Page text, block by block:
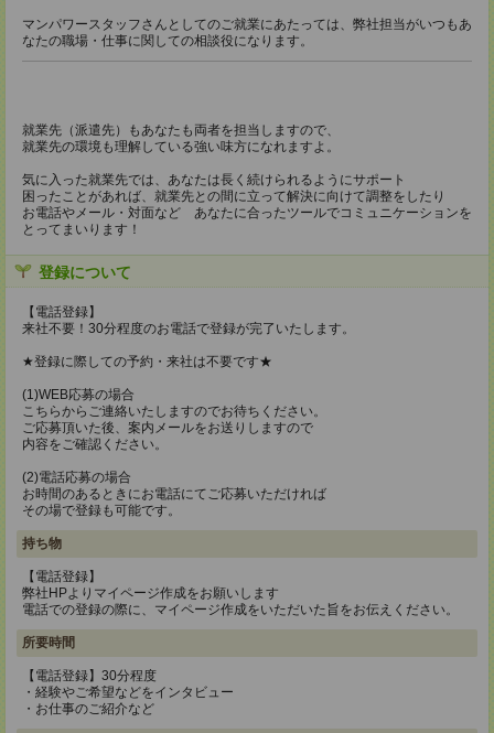
マンパワースタッフさんとしてのご就業にあたっては、弊社担当がいつもあ
なたの職場・仕事に関しての相談役になります。
就業先（派遣先）もあなたも両者を担当しますので、
就業先の環境も理解している強い味方になれますよ。
気に入った就業先では、あなたは長く続けられるようにサポート
困ったことがあれば、就業先との間に立って解決に向けて調整をしたり
お電話やメール・対面など あなたに合ったツールでコミュニケーションを
とってまいります！
登録について
【電話登録】
来社不要！30分程度のお電話で登録が完了いたします。
★登録に際しての予約・来社は不要です★
(1)WEB応募の場合
こちらからご連絡いたしますのでお待ちください。
ご応募頂いた後、案内メールをお送りしますので
内容をご確認ください。
(2)電話応募の場合
お時間のあるときにお電話にてご応募いただければ
その場で登録も可能です。
持ち物
【電話登録】
弊社HPよりマイページ作成をお願いします
電話での登録の際に、マイページ作成をいただいた旨をお伝えください。
所要時間
【電話登録】30分程度
・経験やご希望などをインタビュー
・お仕事のご紹介など